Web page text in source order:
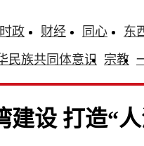
时政 财经 同心 东
民族共同体意识
宗教
建设 打造“